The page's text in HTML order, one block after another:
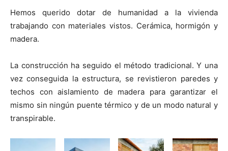
Hemos querido dotar de humanidad a la vivienda
trabajando con materiales vistos. Cerámica, hormigón y
madera.
La construcción ha seguido el método tradicional. Y una
vez conseguida la estructura, se revistieron paredes y
techos con aislamiento de madera para garantizar el
mismo sin ningún puente térmico y de un modo natural y
transpirable.